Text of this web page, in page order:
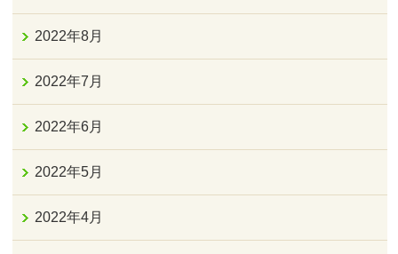
2022年8月
2022年7月
2022年6月
2022年5月
2022年4月